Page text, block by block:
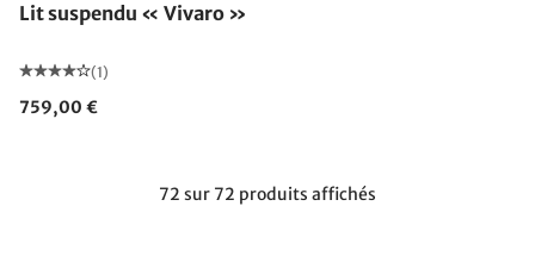
Lit suspendu « Vivaro »
(1)
759,00 €
72 sur 72 produits affichés